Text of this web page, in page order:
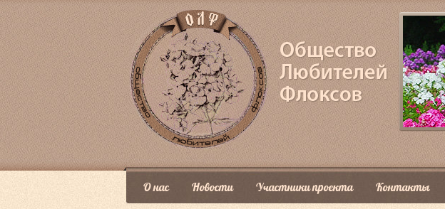
О нас Новости Участники проекта Контакты